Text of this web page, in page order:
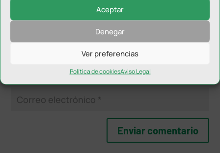
Aceptar
Denegar
Ver preferencias
Política de cookiesAviso Legal